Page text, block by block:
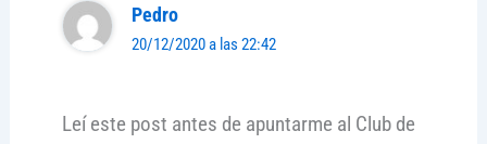
Pedro
20/12/2020 a las 22:42
Leí este post antes de apuntarme al Club de